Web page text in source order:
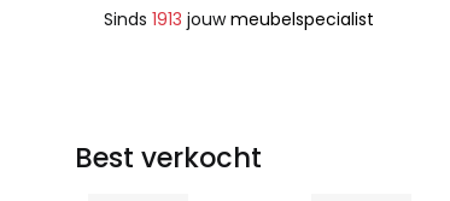
Sinds 1913 jouwmeubelspecialist
Best verkocht